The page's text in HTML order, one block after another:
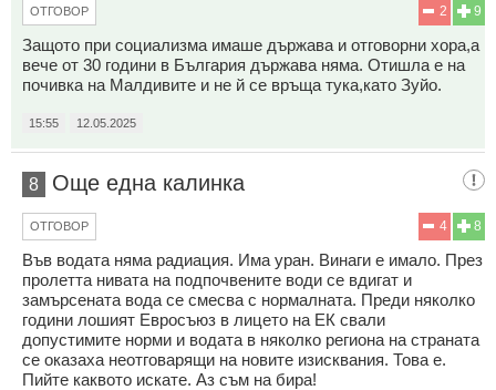
9
2
ОТГОВОР
Защото при социализма имаше държава и отговорни хора,а
вече от 30 години в България държава няма. Отишла е на
почивка на Малдивите и не й се връща тука,като Зуйо.
15:55 12.05.2025
8 Oще една калинка
8
4
ОТГОВОР
Във водата няма радиация. Има уран. Винаги е имало. През
пролетта нивата на подпочвените води се вдигат и
замърсената вода се смесва с нормалната. Преди няколко
години лошият Евросъюз в лицето на ЕК свали
допустимите норми и водата в няколко региона на страната
се оказаха неотговарящи на новите изисквания. Това е.
Пийте каквото искате. Аз съм на бира!